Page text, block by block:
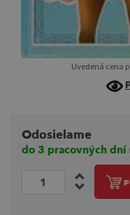
Uvedená cena
Odosielame
do 3 pracovných dní